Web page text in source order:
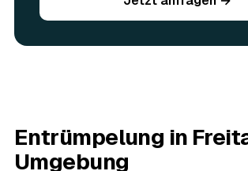
Sie vorhandene Wertsachen einfach in
AWL Zentrum vermittelt nur die
keine Steuerberatung — die konkrete
Sie mit Ihrem Finanzamt oder Steuerberater.
Entrümpelung in
Umgebung